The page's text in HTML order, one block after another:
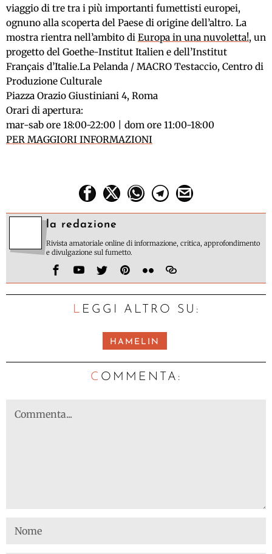
viaggio di tre tra i più importanti fumettisti europei,
ognuno alla scoperta del Paese di origine dell’altro. La
mostra rientra nell’ambito di Europa in una nuvoletta!, un
progetto del Goethe-Institut Italien e dell’Institut
Français d’Italie.La Pelanda / MACRO Testaccio, Centro di
Produzione Culturale
Piazza Orazio Giustiniani 4, Roma
Orari di apertura:
mar-sab ore 18:00-22:00 | dom ore 11:00-18:00
PER MAGGIORI INFORMAZIONI
la redazione
Rivista amatoriale online di informazione, critica, approfondimento
e divulgazione sul fumetto.
LEGGI ALTRO SU:
HAMELIN
C OMMENTA: